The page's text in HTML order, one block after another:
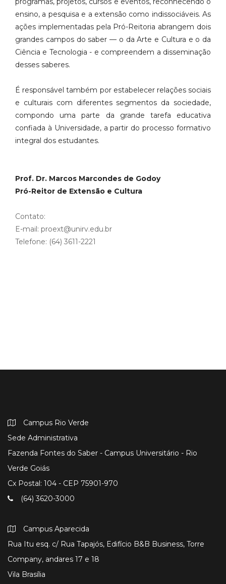
ensino, a pesquisa e a extensão como indissociáveis. As
ações implementadas pela Pró-Reitoria abrangem dois
grandes campos do saber — o da Arte e Cultura e o da
Ciência e Tecnologia - e compreendem a disseminação
desses saberes.
É responsável também por estabelecer relações sociais
e culturais com diferentes segmentos da sociedade,
compondo uma parte da grande tarefa educativa
confiada à Universidade, a partir do processo formativo
integral dos estudantes.
Prof. Dr. Marcos Marcondes de Godoy
Pró-Reitor de Extensão e Cultura
Contato:
E-mail: proext@unirv.edu.br
Telefone: (64) 3611-2221
Campus Rio Verde
Sede Administrativa
Fazenda Fontes do Saber - Campus Universitário - Rio
Verde Goiás
Cx Postal: 104 - CEP 75901-970
(64) 3620-3000
Campus Aparecida
Rua Itu esq. c/ Rua Tapajós, Edifício B&B Business, Torre
Company, andares 17 e 18
Vila Brasília